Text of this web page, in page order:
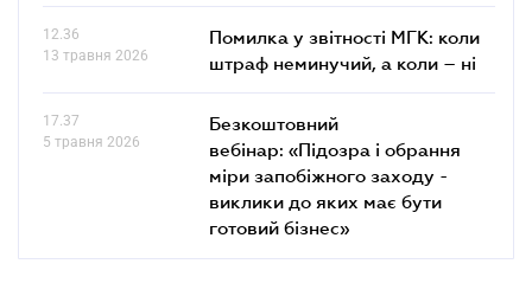
12.36
13 травня 2026
Помилка у звітності МГК: коли
штраф неминучий, а коли – ні
17.37
5 травня 2026
Безкоштовний
вебінар: «Підозра і обрання
міри запобіжного заходу -
виклики до яких має бути
готовий бізнес»